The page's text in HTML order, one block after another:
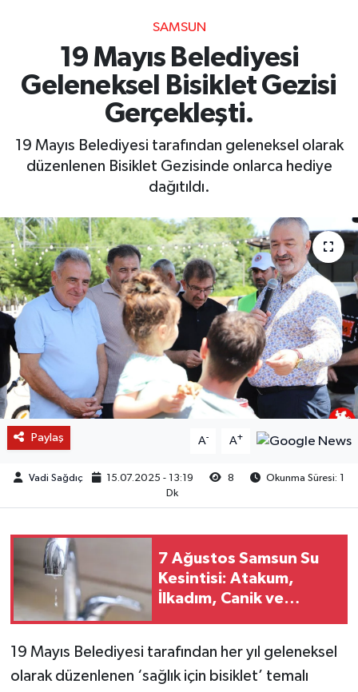
SAMSUN
19 Mayıs Belediyesi
Geleneksel Bisiklet Gezisi
Gerçekleşti.
19 Mayıs Belediyesi tarafından geleneksel olarak
düzenlenen Bisiklet Gezisinde onlarca hediye
dağıtıldı.
Paylaş A- A+
Vadi Sağdıç 15.07.2025 - 13:19 8
Okunma Süresi: 1
Dk
7 Ağustos Samsun Su
Kesintisi: Atakum,
İlkadım, Canik ve
19 Mayıs Belediyesi tarafından her yıl geleneksel
olarak düzenlenen ‘sağlık için bisiklet’ temalı